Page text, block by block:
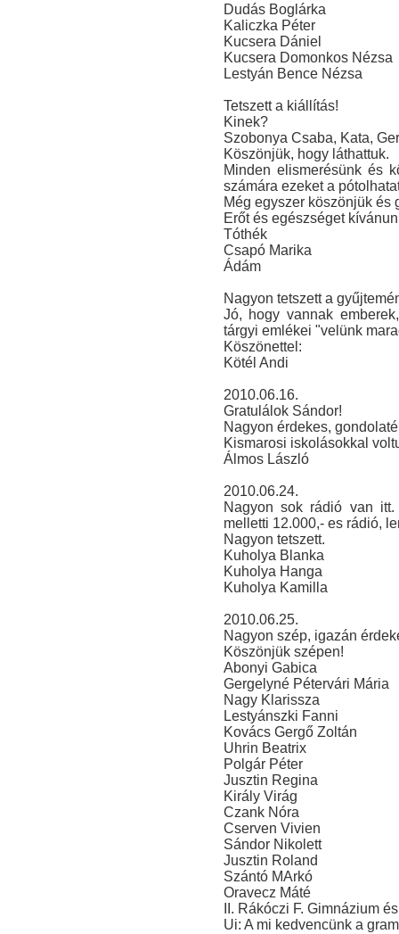
Dudás Boglárka
Kaliczka Péter
Kucsera Dániel
Kucsera Domonkos Nézsa
Lestyán Bence Nézsa
Tetszett a kiállítás!
Kinek?
Szobonya Csaba, Kata,
Köszönjük, hogy láthattuk.
Minden elismerésünk és
számára ezeket a
Még egyszer köszönjük és
Erőt és egészséget
Tóthék
Csapó Marika
Ádám
Nagyon tetszett a
Jó, hogy vannak
tárgyi emlékei "velünk
Köszönettel:
Kötél Andi
2010.06.16.
Gratulálok Sándor!
Nagyon érdekes,
Kismarosi iskolásokkal
Álmos László
2010.06.24.
Nagyon sok rádió van
melletti 12.000,- es rádió,
Nagyon tetszett.
Kuholya Blanka
Kuholya Hanga
Kuholya Kamilla
2010.06.25.
Nagyon szép, igazán
Köszönjük szépen!
Abonyi Gabica
Gergelyné Pétervári Mária
Nagy Klarissza
Lestyánszki Fanni
Kovács Gergő Zoltán
Uhrin Beatrix
Polgár Péter
Jusztin Regina
Király Virág
Czank Nóra
Cserven Vivien
Sándor Nikolett
Jusztin Roland
Szántó MArkó
Oravecz Máté
II. Rákóczi F. Gimnázium
Ui: A mi kedvencünk a